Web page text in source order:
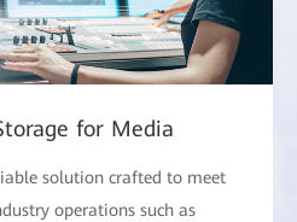
for Media
solution crafted to meet
operations such as